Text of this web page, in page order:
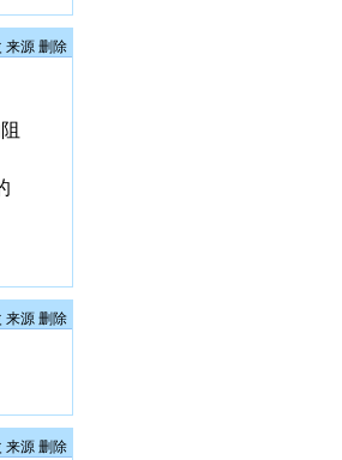
来源 删除
来源 删除
来源 删除